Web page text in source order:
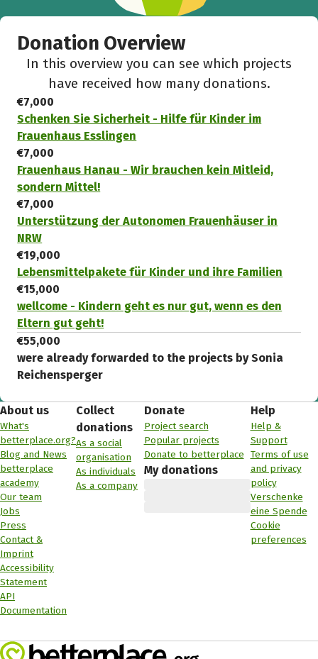
Donation Overview
In this overview you can see which projects
have received how many donations.
€7,000
Schenken Sie Sicherheit - Hilfe für Kinder im
Frauenhaus Esslingen
€7,000
Frauenhaus Hanau - Wir brauchen kein Mitleid,
sondern Mittel!
€7,000
Unterstützung der Autonomen Frauenhäuser in
NRW
€19,000
Lebensmittelpakete für Kinder und ihre Familien
€15,000
wellcome - Kindern geht es nur gut, wenn es den
Eltern gut geht!
€55,000
were already forwarded to the projects by Sonia
Reichensperger
About us
What's
betterplace.org?
Blog and News
betterplace
academy
Our team
Jobs
Press
Contact &
Imprint
Accessibility
Statement
API
Documentation
Collect
donations
As a social
organisation
As individuals
As a company
Donate
Project search
Popular projects
Donate to betterplace
My donations
Help
Help &
Support
Terms of use
and privacy
policy
Verschenke
eine Spende
Cookie
preferences